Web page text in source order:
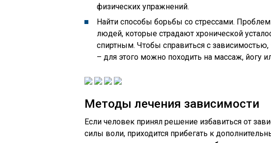
физических упражнений.
Найти способы борьбы со стрессами.
людей, которые страдают хронической
спиртным. Чтобы справиться с
– для этого можно походить на массаж, йогу
Методы лечения зависимости
Если человек принял решение избавиться от
силы воли, приходится прибегать к